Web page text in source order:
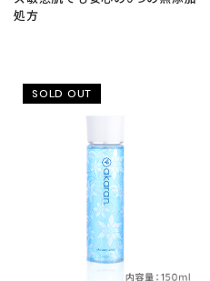
処方
SOLD OUT